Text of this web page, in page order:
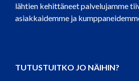
lähtien kehittäneet palvelujamme
asiakkaidemme ja
TUTUSTUITKO JO NÄIHIN?